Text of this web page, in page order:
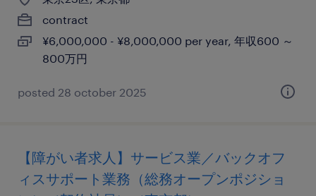
contract
¥6,000,000 - ¥8,000,000 per year, 年収600 ～
800万円
posted 28 october 2025
【障がい者求人】サービス業／バックオフ
ィスサポート業務（総務オープンポジショ